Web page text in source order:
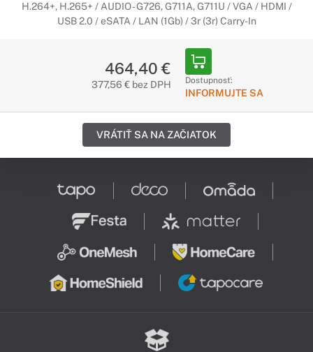
H.264+, H.265+ / AUDIO - G726, G711A, G711U / VGA / HDMI /
USB 2.0 / eSATA / LAN (1Gb) / 3r (3r) Carry-In
464,40 €
377,56 € bez DPH Dostupnosť:
INFORMUJTE SA
VRÁTIŤ SA NA ZAČIATOK